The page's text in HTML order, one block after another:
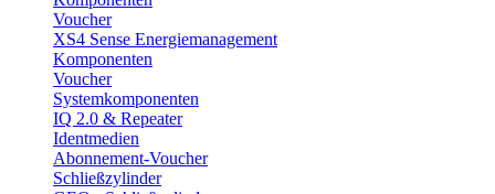
Voucher
XS4 Sense Energiemanagement
Komponenten
Voucher
Systemkomponenten
IQ 2.0 & Repeater
Identmedien
Abonnement-Voucher
Schließzylinder